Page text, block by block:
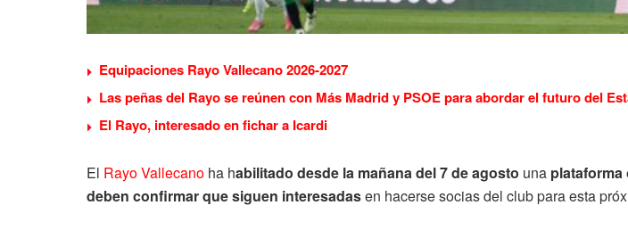
Equipaciones Rayo Vallecano 2026-2027
Las peñas del Rayo se reúnen con Más Madrid y PSOE para abordar el futuro del
El Rayo, interesado en fichar a Icardi
El Rayo Vallecano ha habilitado desde la mañana del 7 de agosto una plataforma
deben confirmar que siguen interesadasen hacerse socias del club para esta